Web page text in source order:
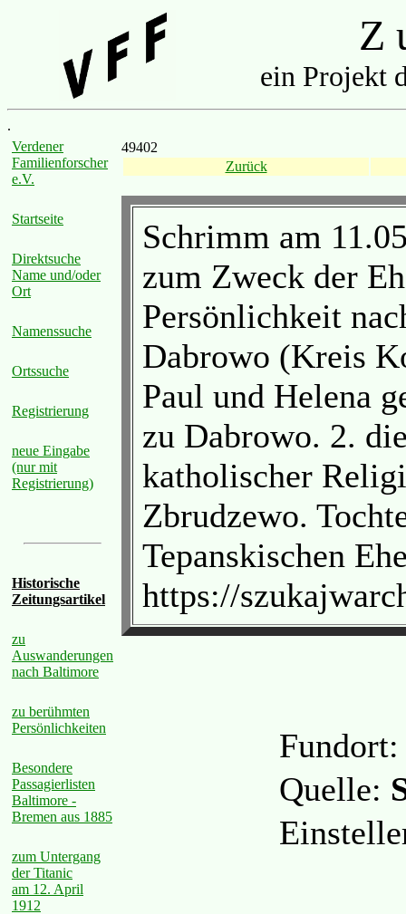
Z
ein Projekt
.
Verdener
Familienforscher
e.V.
Startseite
Direktsuche
Name und/oder
Ort
Namenssuche
Ortssuche
Registrierung
neue Eingabe
(nur mit
Registrierung)
Historische
Zeitungsartikel
zu
Auswanderungen
nach Baltimore
zu berühmten
Persönlichkeiten
Besondere
Passagierlisten
Baltimore -
Bremen aus 1885
zum Untergang
der Titanic
am 12. April
1912
49402
Zurück
Schrimm am
zum Zweck der
Persönlichkeit
Dabrowo (Kreis
Paul und Helena
zu Dabrowo. 2.
katholischer
Zbrudzewo.
Tepanskischen
https://
Quelle: